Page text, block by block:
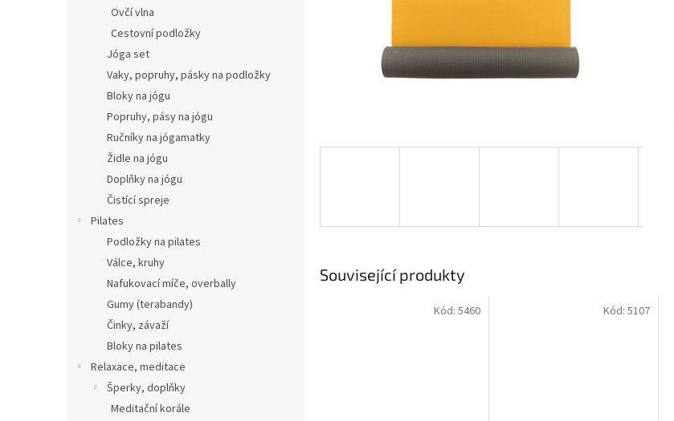
Ovčí vlna
Cestovní podložky
Jóga set
Vaky, popruhy, pásky na podložky
Bloky na jógu
Popruhy, pásy na jógu
Ručníky na jógamatky
Židle na jógu
Doplňky na jógu
Čistící spreje
Pilates
Podložky na pilates
Válce, kruhy
Nafukovací míče, overbally
Gumy (terabandy)
Činky, závaží
Bloky na pilates
Relaxace, meditace
Šperky, doplňky
Meditační korále
Související produkty
Kód: 5460 Kód: 5107